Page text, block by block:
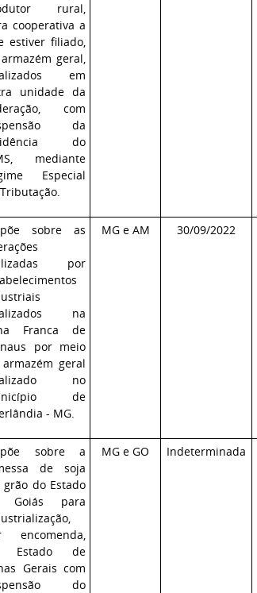
rural,
cooperativa a
estiver filiado,
geral,
em
unidade da
com
da
do
mediante
Especial
sobre as
por
na
Franca de
por meio
geral
no
de
- MG.
MG e AM 30/09/2022
sobre a
de soja
grão do Estado
Goiás para
encomenda,
Estado de
Gerais com
do
MG e GO Indeterminada